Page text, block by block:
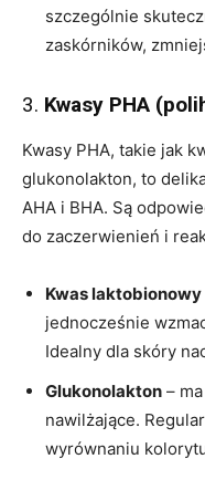
szczególnie
zaskórników,
3. Kwasy PHA
Kwasy PHA, takie jak
glukonolakton, to
AHA i BHA. Są
do zaczerwienień i
Kwas laktobionowy
jednocześnie
Idealny dla skóry
Glukonolakton –
nawilżające.
wyrównaniu